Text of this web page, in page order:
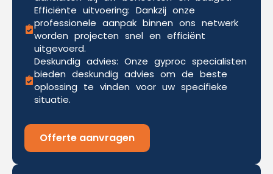
Efficiënte uitvoering: Dankzij onze
professionele aanpak binnen ons netwerk
worden projecten snel en efficiënt
uitgevoerd.
Deskundig advies: Onze gyproc specialisten
bieden deskundig advies om de beste
oplossing te vinden voor uw specifieke
situatie.
Offerte aanvragen